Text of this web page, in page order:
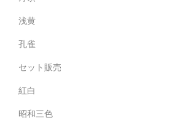
浅黄
孔雀
セット販売
紅白
昭和三色